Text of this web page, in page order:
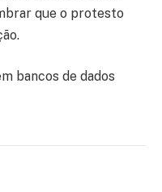
que o protesto
bancos de dados